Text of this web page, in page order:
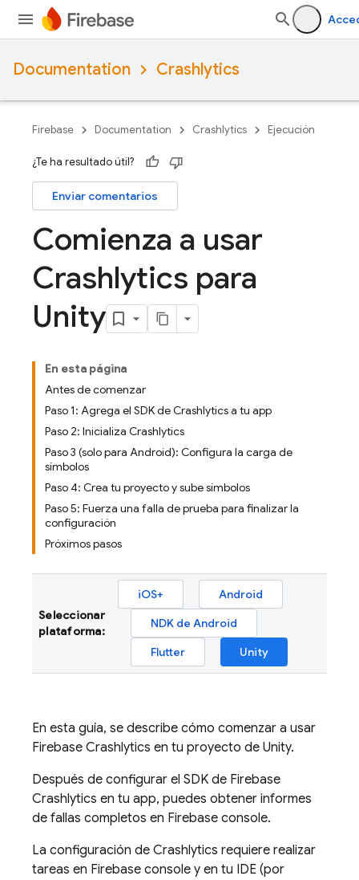
Documentation Crashlytics
Firebase Documentation Crashlytics Ejecución
¿Te ha resultado útil?
Enviar comentarios
Comienza a usar
Crashlytics para
Unity
En esta página
Antes de comenzar
Paso 1: Agrega el SDK de Crashlytics a tu app
Paso 2: Inicializa Crashlytics
Paso 3 (solo para Android): Configura la carga de
símbolos
Paso 4: Crea tu proyecto y sube símbolos
Paso 5: Fuerza una falla de prueba para finalizar la
configuración
Próximos pasos
Seleccionar
plataforma:
iOS+
Android
NDK de Android
Flutter
Unity
En esta guía, se describe cómo comenzar a usar
Firebase Crashlytics en tu proyecto de Unity.
Después de configurar el SDK de Firebase
Crashlytics en tu app, puedes obtener informes
de fallas completos en Firebase console.
La configuración de Crashlytics requiere realizar
tareas en Firebase console y en tu IDE (por